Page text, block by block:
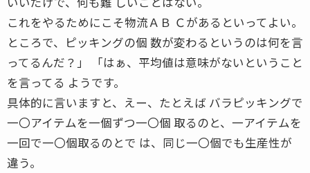
これをやるためにこそ物流ＡＢ Ｃがあるといってよい。
ところで、ピッキングの個 数が変わるというのは何を言
ってるんだ？」 「はぁ、平均値は意味がないということ
を言ってる ようです。
具体的に言いますと、えー、たとえば バラピッキングで
一〇アイテムを一個ずつ一〇個 取るのと、一アイテムを
一回で一〇個取るのとで は、同じ一〇個でも生産性が
違う。